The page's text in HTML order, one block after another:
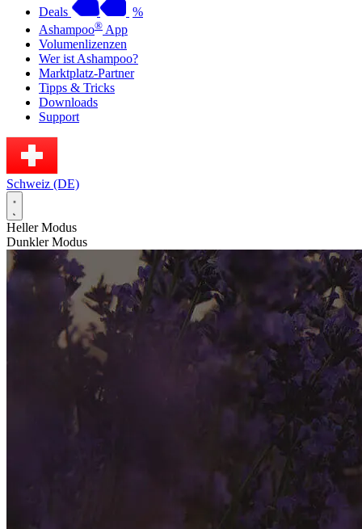
Deals
%
Ashampoo® App
Volumenlizenzen
Wer ist Ashampoo?
Marktplatz-Partner
Tipps & Tricks
Downloads
Support
Schweiz (DE)
Heller Modus
Dunkler Modus